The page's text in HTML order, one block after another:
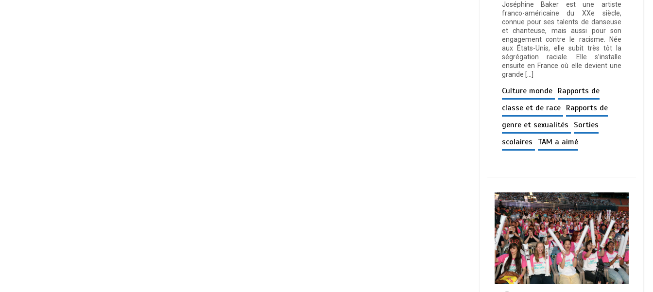
Joséphine Baker est une artiste
franco-américaine du XXe siècle,
connue pour ses talents de danseuse
et chanteuse, mais aussi pour son
engagement contre le racisme. Née
aux États-Unis, elle subit très tôt la
ségrégation raciale. Elle s’installe
ensuite en France où elle devient une
grande […]
Culture monde Rapports de
classe et de race Rapports de
genre et sexualités
Sorties
scolaires
TAM a aimé